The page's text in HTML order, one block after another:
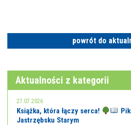
powrót do
Aktualności z kategorii
27.07.2026
Książka, która łączy serca!
Jastrzębsku Starym